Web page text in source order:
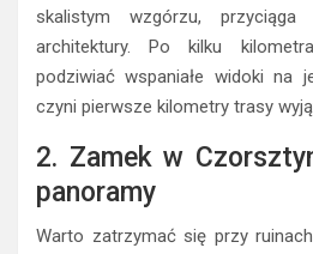
skalistym wzgórzu,
architektury. Po kilku
podziwiać wspaniałe widoki na
czyni pierwsze kilometry trasy
2. Zamek w
panoramy
Warto zatrzymać się przy